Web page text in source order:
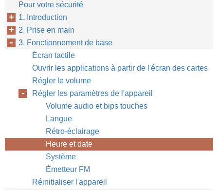
Pour votre sécurité
1. Introduction
2. Prise en main
3. Fonctionnement de base
Écran tactile
Ouvrir les applications à partir de l'écran des cartes
Régler le volume
Régler les paramètres de l'appareil
Volume audio et bips touches
Langue
Rétro-éclairage
Heure et date
Système
Émetteur FM
Réinitialiser l'appareil